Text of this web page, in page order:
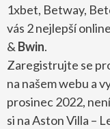
1xbet, Betway,
vás 2 nejlepší
& Bwin.
Zaregistrujte se
na našem webu a
prosinec 2022,
si na Aston Villa –